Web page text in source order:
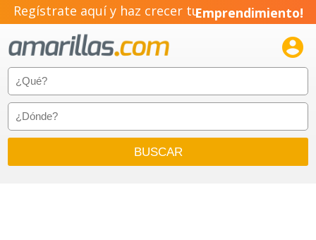
Regístrate aquí y haz crecer tuEmprendimiento!
